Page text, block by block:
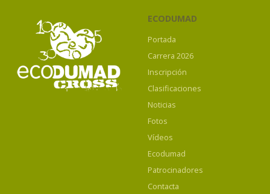
ECODUMAD
Portada
Carrera 2026
Inscripción
Clasificaciones
Noticias
Fotos
Vídeos
Ecodumad
Patrocinadores
Contacta